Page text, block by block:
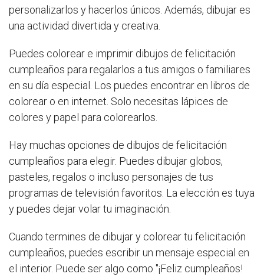
personalizarlos y hacerlos únicos. Además, dibujar es
una actividad divertida y creativa.
Puedes colorear e imprimir dibujos de felicitación
cumpleaños para regalarlos a tus amigos o familiares
en su día especial. Los puedes encontrar en libros de
colorear o en internet. Solo necesitas lápices de
colores y papel para colorearlos.
Hay muchas opciones de dibujos de felicitación
cumpleaños para elegir. Puedes dibujar globos,
pasteles, regalos o incluso personajes de tus
programas de televisión favoritos. La elección es tuya
y puedes dejar volar tu imaginación.
Cuando termines de dibujar y colorear tu felicitación
cumpleaños, puedes escribir un mensaje especial en
el interior. Puede ser algo como "¡Feliz cumpleaños!